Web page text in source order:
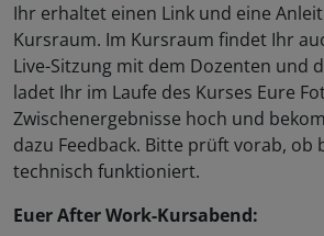
Ihr erhaltet einen Link und eine
Kursraum. Im Kursraum findet Ihr
Live-Sitzung mit dem Dozenten und
ladet Ihr im Laufe des Kurses Eure
Zwischenergebnisse hoch und
dazu Feedback. Bitte prüft vorab, ob
technisch funktioniert.
Euer After Work-Kursabend: